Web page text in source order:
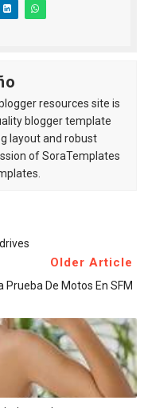
resources site is
blogger template
layout and robust
of SoraTemplates
Older Article
De Motos En SFM